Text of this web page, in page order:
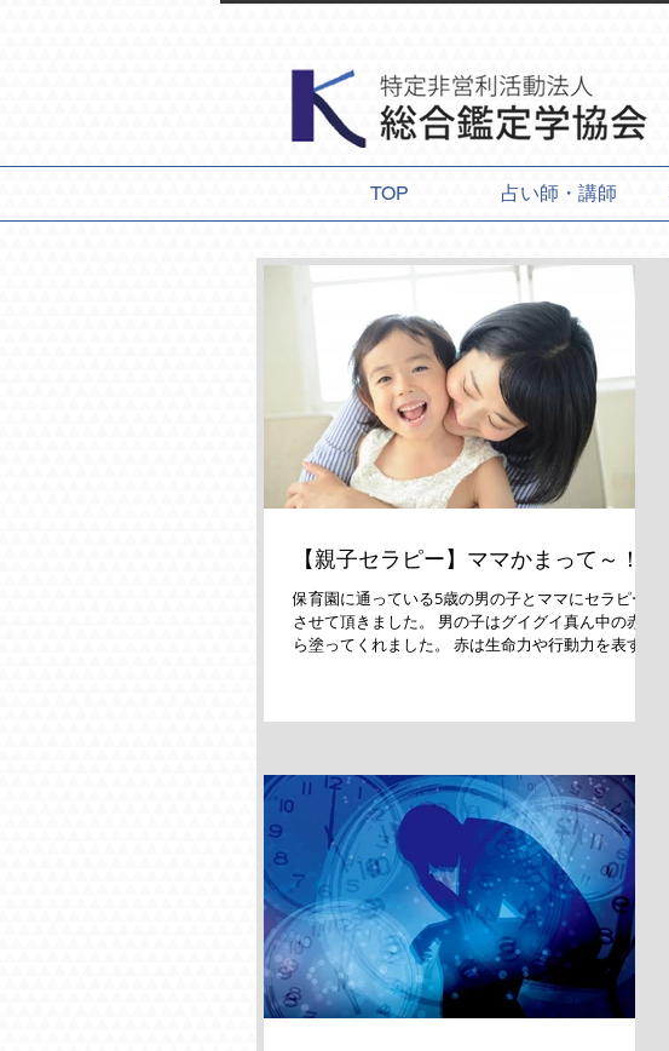
TOP 占い師・講師
【親子セラピー】ママかまって～！
保育園に通っている5歳の男の子とママにセラピーを
させて頂きました。 男の子はグイグイ真ん中の赤か
ら塗ってくれました。 赤は生命力や行動力を表す